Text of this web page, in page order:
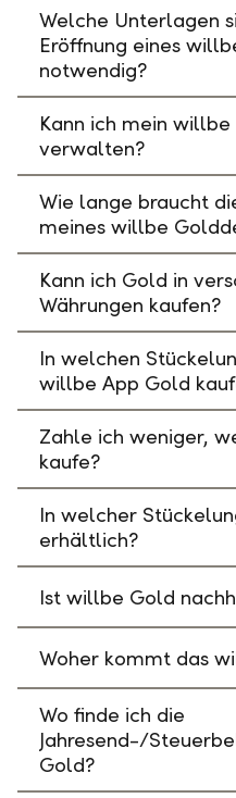
Welche Unterlagen
Eröffnung eines
notwendig?
Kann ich mein
verwalten?
Wie lange braucht
meines willbe
Kann ich Gold in
Währungen kaufen?
In welchen
willbe App Gold
Zahle ich weniger,
kaufe?
In welcher
erhältlich?
Ist willbe Gold
Woher kommt das
Wo finde ich die
Jahresend-/
Gold?